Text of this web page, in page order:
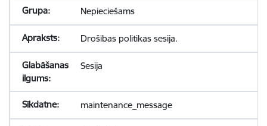
Nepieciešams
Drošības politikas sesija.
Sesija
maintenance_message